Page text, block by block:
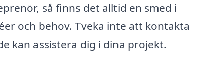
så finns det alltid en smed i
och behov. Tveka inte att kontakta
kan assistera dig i dina projekt.